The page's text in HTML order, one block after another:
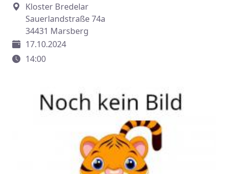
Kloster Bredelar
Sauerlandstraße 74a
34431 Marsberg
17.10.2024
14:00